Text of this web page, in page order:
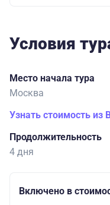
Условия
Место начала тура
Москва
Узнать стоимость из
Продолжительность
4 дня
Включено в